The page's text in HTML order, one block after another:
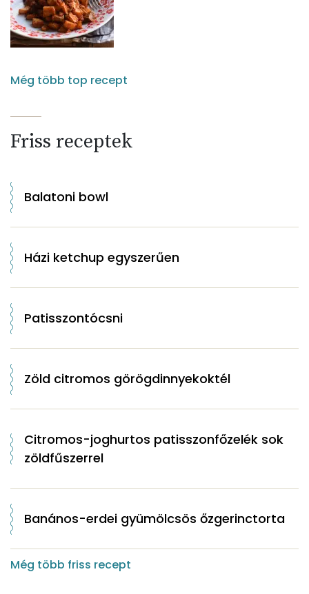
Még több top recept
Friss receptek
Balatoni bowl
Házi ketchup egyszerűen
Patisszontócsni
Zöld citromos görögdinnyekoktél
Citromos-joghurtos patisszonfőzelék sok
zöldfűszerrel
Banános-erdei gyümölcsös őzgerinctorta
Még több friss recept